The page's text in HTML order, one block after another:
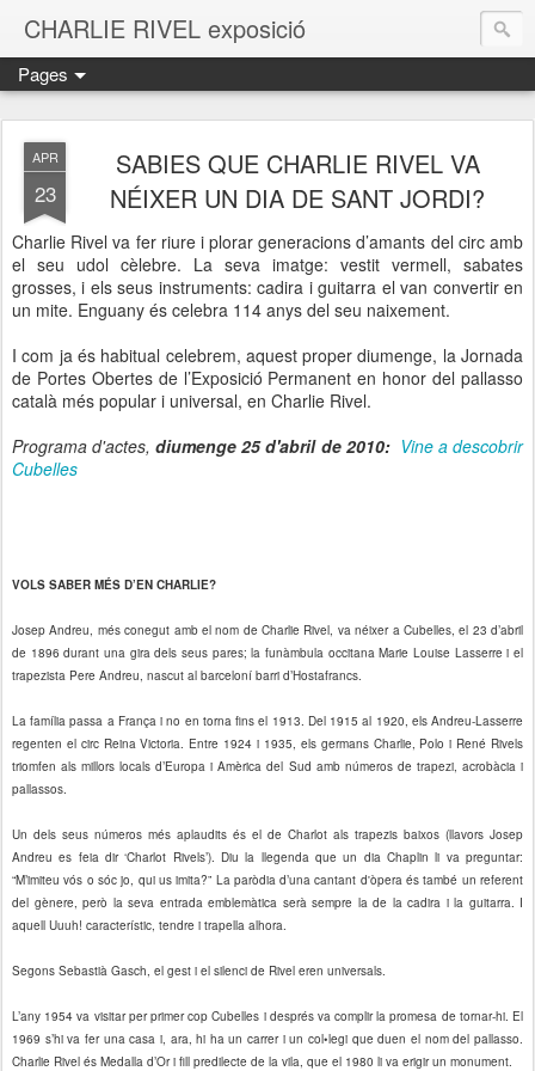
CHARLIE RIVEL exposició
Pages
APR
23
SABIES QUE CHARLIE RIVEL VA
NÉIXER UN DIA DE SANT JORDI?
Charlie Rivel va fer riure i plorar generacions d’amants del circ amb
el seu udol cèlebre. La seva imatge: vestit vermell, sabates
grosses, i els seus instruments: cadira i guitarra el van convertir en
un mite. Enguany és celebra 114 anys del seu naixement.
I com ja és habitual celebrem, aquest proper diumenge, la Jornada
de Portes Obertes de l’Exposició Permanent en honor del pallasso
català més popular i universal, en Charlie Rivel.
Programa d'actes,diumenge 25 d'abril de 2010: Vine a descobrir
Cubelles
VOLS SABER MÉS D’EN CHARLIE?
Josep Andreu, més conegut amb el nom de Charlie Rivel, va néixer a Cubelles, el 23 d’abril
de 1896 durant una gira dels seus pares; la funàmbula occitana Marie Louise Lasserre i el
trapezista Pere Andreu, nascut al barceloní barri d’Hostafrancs.
La família passa a França i no en torna fins el 1913. Del 1915 al 1920, els Andreu-Lasserre
regenten el circ Reina Victoria. Entre 1924 i 1935, els germans Charlie, Polo i René Rivels
triomfen als millors locals d’Europa i Amèrica del Sud amb números de trapezi, acrobàcia i
pallassos.
Un dels seus números més aplaudits és el de Charlot als trapezis baixos (llavors Josep
Andreu es feia dir ‘Charlot Rivels’). Diu la llegenda que un dia Chaplin li va preguntar:
“M’imiteu vós o sóc jo, qui us imita?” La paròdia d’una cantant d'òpera és també un referent
del gènere, però la seva entrada emblemàtica serà sempre la de la cadira i la guitarra. I
aquell Uuuh! característic, tendre i trapella alhora.
Segons Sebastià Gasch, el gest i el silenci de Rivel eren universals.
L’any 1954 va visitar per primer cop Cubelles i després va complir la promesa de tornar-hi. El
1969 s’hi va fer una casa i, ara, hi ha un carrer i un col•legi que duen el nom del pallasso.
Charlie Rivel és Medalla d’Or i fill predilecte de la vila, que el 1980 li va erigir un monument.